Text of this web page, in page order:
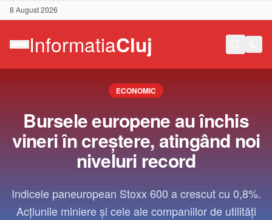
8 August 2026
ECONOMIC
Bursele europene au închis
vineri în creştere, atingând noi
niveluri record
Indicele paneuropean Stoxx 600 a crescut cu 0,8%.
Acţiunile miniere şi cele ale companiilor de utilităţi